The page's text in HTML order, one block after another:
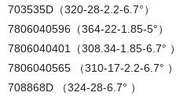
703535D（320-28-2.2-6.7°）
7806040596（364-22-1.85-5°）
7806040401（308.34-1.85-6.7° ）
7806040565 （310-17-2.2-6.7° ）
708868D （324-28-6.7° ）